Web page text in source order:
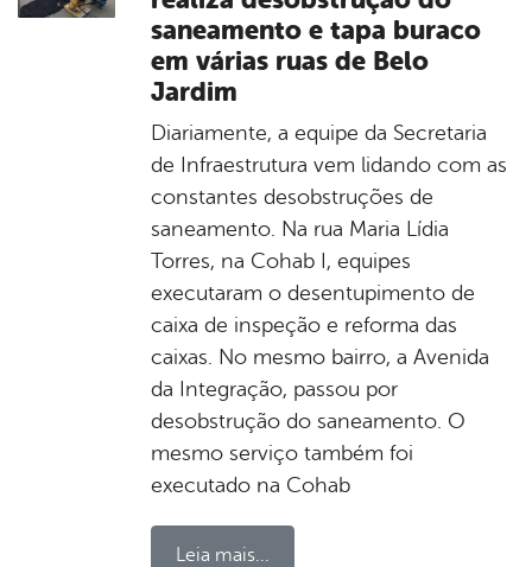
saneamento e tapa buraco
em várias ruas de Belo
Jardim
Diariamente, a equipe da Secretaria
de Infraestrutura vem lidando com as
constantes desobstruções de
saneamento. Na rua Maria Lídia
Torres, na Cohab I, equipes
executaram o desentupimento de
caixa de inspeção e reforma das
caixas. No mesmo bairro, a Avenida
da Integração, passou por
desobstrução do saneamento. O
mesmo serviço também foi
executado na Cohab
Leia mais...